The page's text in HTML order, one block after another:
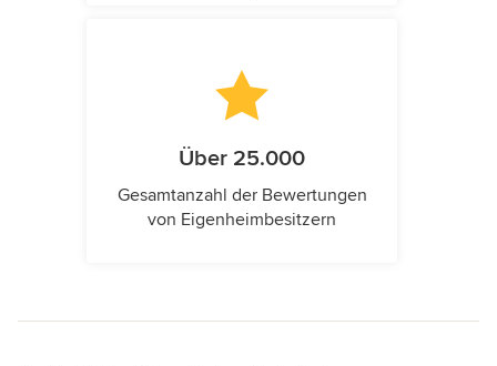
Über 25.000
Gesamtanzahl der Bewertungen
von Eigenheimbesitzern